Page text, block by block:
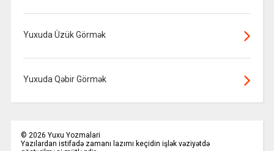
Yuxuda Üzük Görmək
Yuxuda Qəbir Görmək
© 2026 Yuxu Yozmalari
Yazılardan istifadə zamanı lazımı keçidin işlək vəziyətdə